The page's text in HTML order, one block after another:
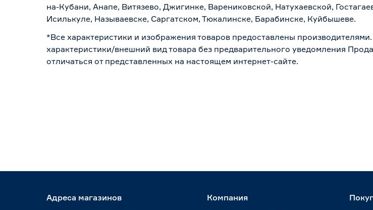
на-Кубани, Анапе, Витязево, Джигинке, Варениковской, Натухаевской,
Исилькуле, Называевске, Саргатском, Тюкалинске, Барабинске, Куйбышеве.
*Все характеристики и изображения товаров предоставлены
характеристики/внешний вид товара без предварительного уведомления
отличаться от представленных на настоящем интернет-сайте.
Адреса магазинов
Компания